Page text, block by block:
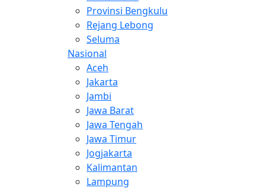
Provinsi Bengkulu
Rejang Lebong
Seluma
Nasional
Aceh
Jakarta
Jambi
Jawa Barat
Jawa Tengah
Jawa Timur
Jogjakarta
Kalimantan
Lampung